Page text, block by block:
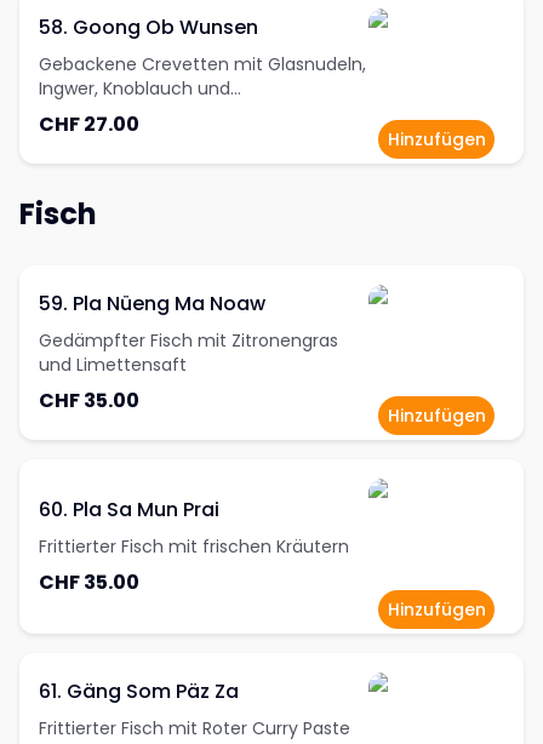
58. Goong Ob Wunsen
Gebackene Crevetten mit Glasnudeln,
Ingwer, Knoblauch und
Frühlingzwiebeln
CHF 27.00
Hinzufügen
Fisch
59. Pla Nüeng Ma Noaw
Gedämpfter Fisch mit Zitronengras
und Limettensaft
CHF 35.00
Hinzufügen
60. Pla Sa Mun Prai
Frittierter Fisch mit frischen Kräutern
CHF 35.00
Hinzufügen
61. Gäng Som Päz Za
Frittierter Fisch mit Roter Curry Paste